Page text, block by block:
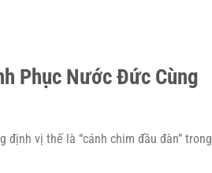
Phục Nước Đức Cùng
định vị thế là “cánh chim đầu đàn” trong